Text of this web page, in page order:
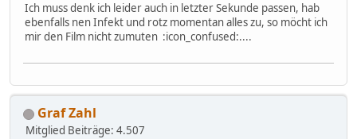
Ich muss denk ich leider auch in letzter Sekunde passen, hab
ebenfalls nen Infekt und rotz momentan alles zu, so möcht ich
mir den Film nicht zumuten :icon_confused:....
Graf Zahl
Mitglied Beiträge: 4.507